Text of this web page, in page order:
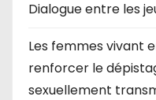
Dialogue entre les
Les femmes vivant
renforcer le
sexuellement